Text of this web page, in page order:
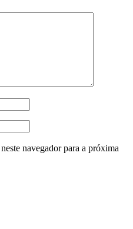
navegador para a próxima